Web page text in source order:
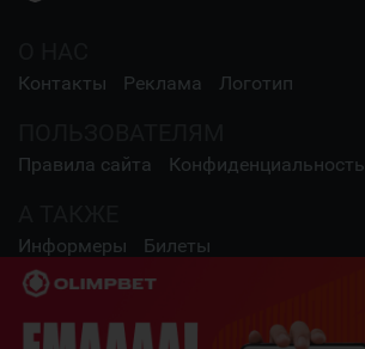
Контакты Реклама Логотип
Правила сайта Конфиденциальность
Информеры Билеты
СОЦИАЛЬНЫЕ СЕТИ